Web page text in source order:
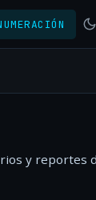
y reportes